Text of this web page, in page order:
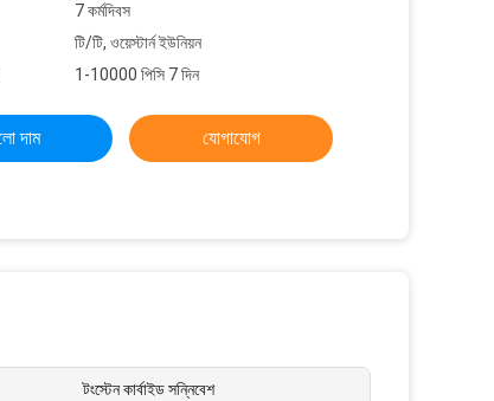
7 কর্মদিবস
টি/টি, ওয়েস্টার্ন ইউনিয়ন
1-10000 পিসি 7 দিন
দাম যোগাযোগ
টংস্টেন কার্বাইড সন্নিবেশ